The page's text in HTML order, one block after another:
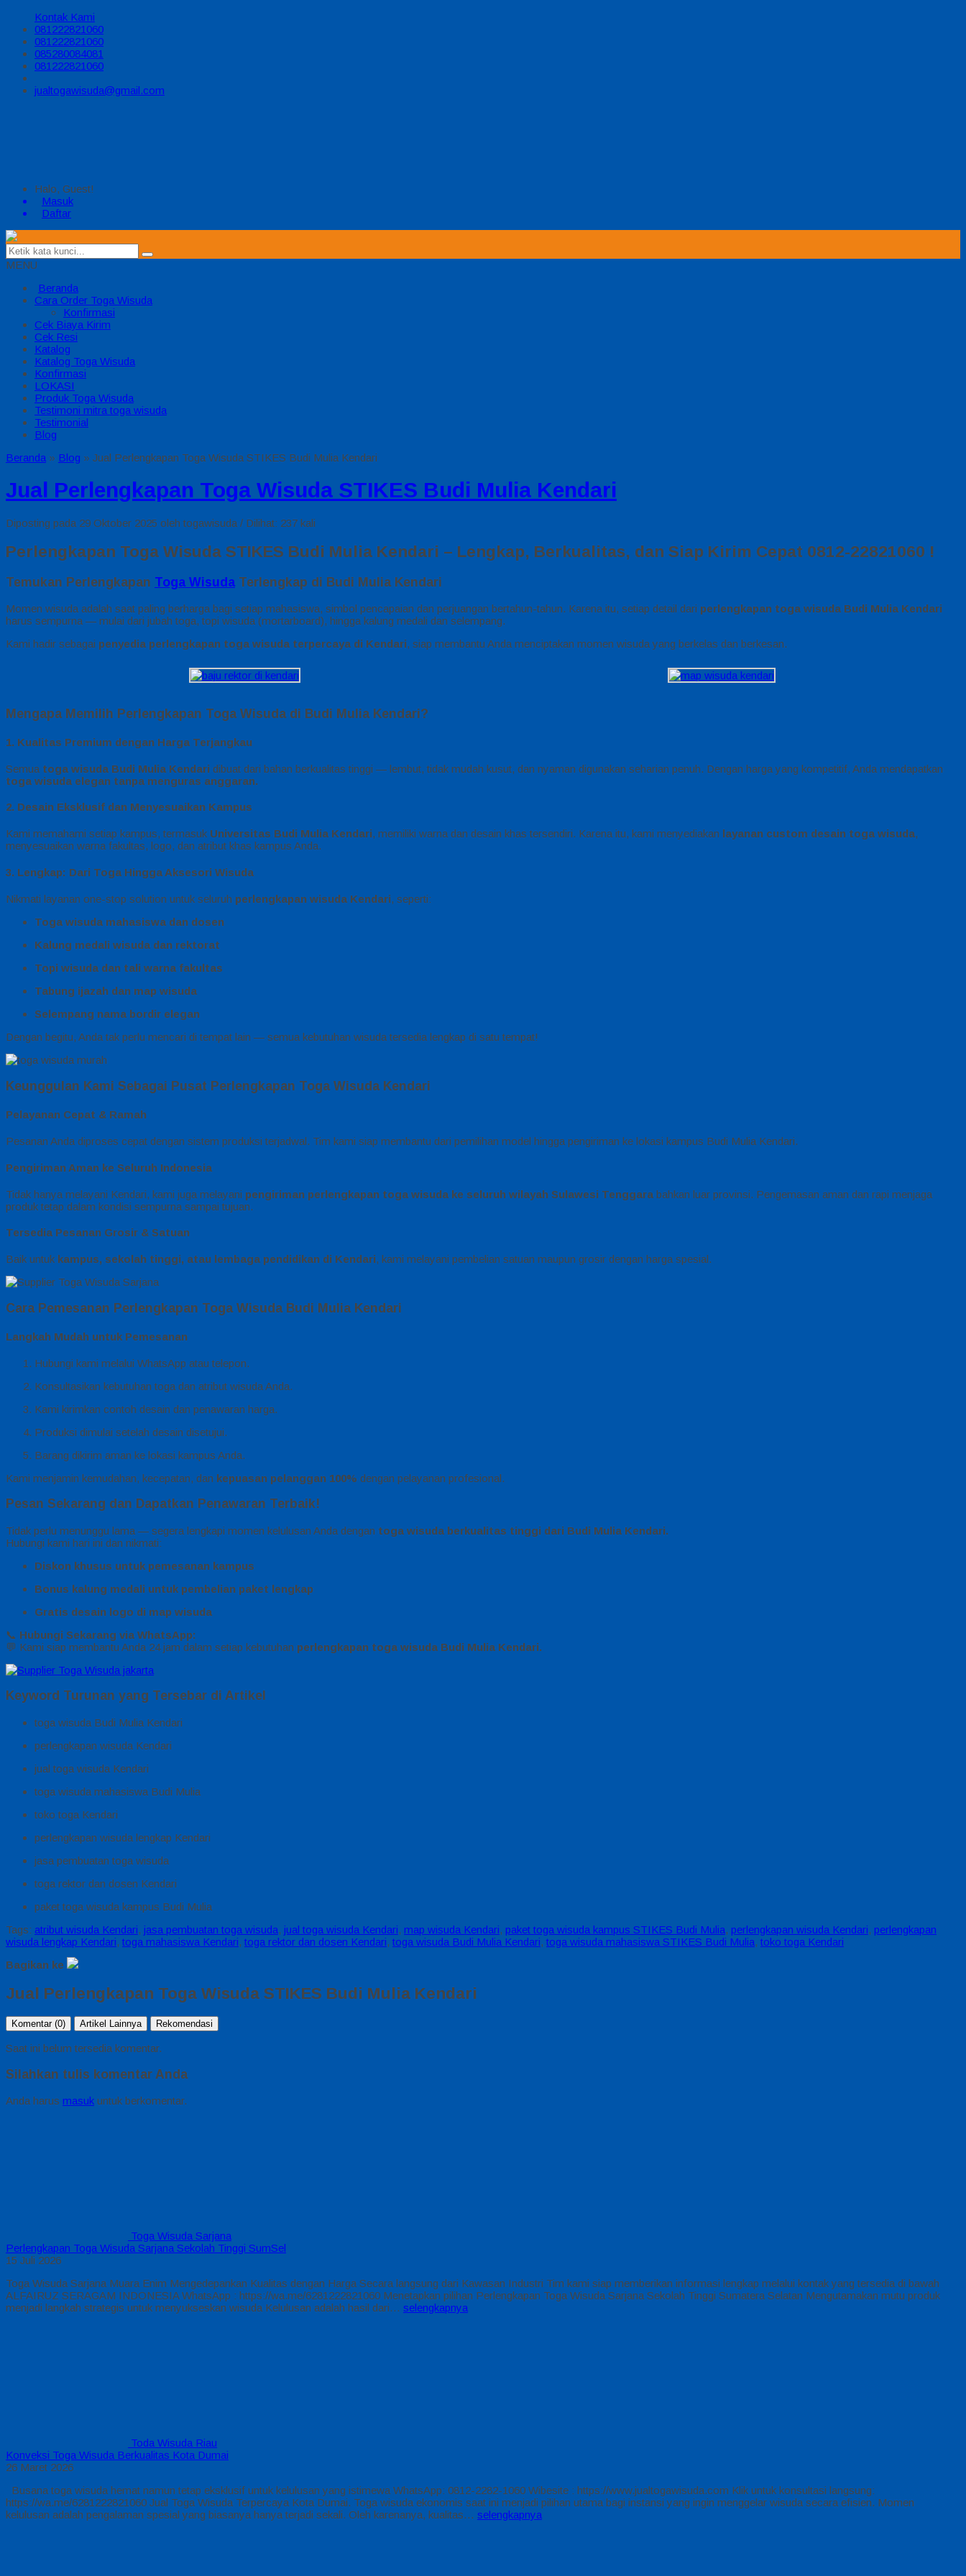
Kontak Kami
081222821060
081222821060
085280084081
081222821060
jualtogawisuda@gmail.com
Halo, Guest!
Masuk
Daftar
MENU
Beranda
Cara Order Toga Wisuda
Konfirmasi
Cek Biaya Kirim
Cek Resi
Katalog
Katalog Toga Wisuda
Konfirmasi
LOKASI
Produk Toga Wisuda
Testimoni mitra toga wisuda
Testimonial
Blog
Beranda » Blog » Jual Perlengkapan Toga Wisuda STIKES Budi Mulia Kendari
Jual Perlengkapan Toga Wisuda STIKES Budi Mulia Kendari
Diposting pada 29 Oktober 2025 oleh togawisuda / Dilihat: 237 kali
Perlengkapan Toga Wisuda STIKES Budi Mulia Kendari – Lengkap, Berkualitas, dan Siap Kirim Cepat 0812-22821060 !
Temukan Perlengkapan Toga Wisuda Terlengkap di Budi Mulia Kendari
Momen wisuda adalah saat paling berharga bagi setiap mahasiswa, simbol pencapaian dan perjuangan bertahun-tahun. Karena itu, setiap detail dari perlengkapan toga wisuda Budi Mulia Kendari
harus sempurna — mulai dari jubah toga, topi wisuda (mortarboard), hingga kalung medali dan selempang.
Kami hadir sebagai penyedia perlengkapan toga wisuda terpercaya di Kendari, siap membantu Anda menciptakan momen wisuda yang berkelas dan berkesan.
Mengapa Memilih Perlengkapan Toga Wisuda di Budi Mulia Kendari?
1. Kualitas Premium dengan Harga Terjangkau
Semua toga wisuda Budi Mulia Kendari dibuat dari bahan berkualitas tinggi — lembut, tidak mudah kusut, dan nyaman digunakan seharian penuh. Dengan harga yang kompetitif, Anda mendapatkan
toga wisuda elegan tanpa menguras anggaran.
2. Desain Eksklusif dan Menyesuaikan Kampus
Kami memahami setiap kampus, termasuk Universitas Budi Mulia Kendari, memiliki warna dan desain khas tersendiri. Karena itu, kami menyediakan layanan custom desain toga wisuda,
menyesuaikan warna fakultas, logo, dan atribut khas kampus Anda.
3. Lengkap: Dari Toga Hingga Aksesori Wisuda
Nikmati layanan one-stop solution untuk seluruh perlengkapan wisuda Kendari, seperti:
Toga wisuda mahasiswa dan dosen
Kalung medali wisuda dan rektorat
Topi wisuda dan tali warna fakultas
Tabung ijazah dan map wisuda
Selempang nama bordir elegan
Dengan begitu, Anda tak perlu mencari di tempat lain — semua kebutuhan wisuda tersedia lengkap di satu tempat!
Keunggulan Kami Sebagai Pusat Perlengkapan Toga Wisuda Kendari
Pelayanan Cepat & Ramah
Pesanan Anda diproses cepat dengan sistem produksi terjadwal. Tim kami siap membantu dari pemilihan model hingga pengiriman ke lokasi kampus Budi Mulia Kendari.
Pengiriman Aman ke Seluruh Indonesia
Tidak hanya melayani Kendari, kami juga melayani pengiriman perlengkapan toga wisuda ke seluruh wilayah Sulawesi Tenggara bahkan luar provinsi. Pengemasan aman dan rapi menjaga
produk tetap dalam kondisi sempurna sampai tujuan.
Tersedia Pesanan Grosir & Satuan
Baik untuk kampus, sekolah tinggi, atau lembaga pendidikan di Kendari, kami melayani pembelian satuan maupun grosir dengan harga spesial.
Cara Pemesanan Perlengkapan Toga Wisuda Budi Mulia Kendari
Langkah Mudah untuk Pemesanan
Hubungi kami melalui WhatsApp atau telepon.
Konsultasikan kebutuhan toga dan atribut wisuda Anda.
Kami kirimkan contoh desain dan penawaran harga.
Produksi dimulai setelah desain disetujui.
Barang dikirim aman ke lokasi kampus Anda.
Kami menjamin kemudahan, kecepatan, dan kepuasan pelanggan 100% dengan pelayanan profesional.
Pesan Sekarang dan Dapatkan Penawaran Terbaik!
Tidak perlu menunggu lama — segera lengkapi momen kelulusan Anda dengan toga wisuda berkualitas tinggi dari Budi Mulia Kendari.
Hubungi kami hari ini dan nikmati:
Diskon khusus untuk pemesanan kampus
Bonus kalung medali untuk pembelian paket lengkap
Gratis desain logo di map wisuda
📞 Hubungi Sekarang via WhatsApp:
💬 Kami siap membantu Anda 24 jam dalam setiap kebutuhan perlengkapan toga wisuda Budi Mulia Kendari.
Keyword Turunan yang Tersebar di Artikel
toga wisuda Budi Mulia Kendari
perlengkapan wisuda Kendari
jual toga wisuda Kendari
toga wisuda mahasiswa Budi Mulia
toko toga Kendari
perlengkapan wisuda lengkap Kendari
jasa pembuatan toga wisuda
toga rektor dan dosen Kendari
paket toga wisuda kampus Budi Mulia
Tags: atribut wisuda Kendari, jasa pembuatan toga wisuda, jual toga wisuda Kendari, map wisuda Kendari, paket toga wisuda kampus STIKES Budi Mulia, perlengkapan wisuda Kendari, perlengkapan
wisuda lengkap Kendari, toga mahasiswa Kendari, toga rektor dan dosen Kendari, toga wisuda Budi Mulia Kendari, toga wisuda mahasiswa STIKES Budi Mulia, toko toga Kendari
Bagikan ke
Jual Perlengkapan Toga Wisuda STIKES Budi Mulia Kendari
Komentar (0) Artikel Lainnya Rekomendasi
Saat ini belum tersedia komentar.
Silahkan tulis komentar Anda
Anda harus masuk untuk berkomentar.
Toga Wisuda Sarjana
Perlengkapan Toga Wisuda Sarjana Sekolah Tinggi SumSel
15 Juli 2026
Toga Wisuda Sarjana Muara Enim Mengedepankan Kualitas dengan Harga Secara langsung dari Kawasan Industri Tim kami siap memberikan informasi lengkap melalui kontak yang tersedia di bawah
ALFAIRUZ SERAGAM INDONESIA WhatsApp : https://wa.me/6281222821060 Menetapkan pilihan Perlengkapan Toga Wisuda Sarjana Sekolah Tinggi Sumatera Selatan Mengutamakan mutu produk
menjadi langkah strategis untuk menyukseskan wisuda Kelulusan adalah hasil dari… selengkapnya
Toda Wisuda Riau
Konveksi Toga Wisuda Berkualitas Kota Dumai
26 Maret 2026
Busana toga wisuda hemat namun tetap eksklusif untuk kelulusan yang istimewa WhatsApp: 0812-2282-1060 Wibesite : https://www.jualtogawisuda.com Klik untuk konsultasi langsung:
https://wa.me/6281222821060 Jual Toga Wisuda Terpercaya Kota Dumai. Toga wisuda ekonomis saat ini menjadi pilihan utama bagi instansi yang ingin menggelar wisuda secara efisien. Momen
kelulusan adalah pengalaman spesial yang biasanya hanya terjadi sekali. Oleh karenanya, kualitas… selengkapnya